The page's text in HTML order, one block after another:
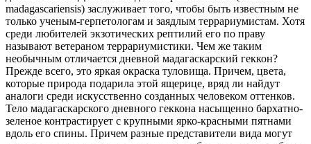
madagascariensis) заслуживает того, чтобы быть известным не
только ученым-герпетологам и заядлым террариумистам. Хотя
среди любителей экзотических рептилий его по праву
называют ветераном террариумистики. Чем же таким
необычным отличается дневной мадагаскарский геккон?
Прежде всего, это яркая окраска туловища. Причем, цвета,
которые природа подарила этой ящерице, вряд ли найдут
аналоги среди искусственно созданных человеком оттенков.
Тело мадагаскарского дневного геккона насыщенно бархатно-
зеленое контрастирует с крупными ярко-красными пятнами
вдоль его спины. Причем разные представители вида могут